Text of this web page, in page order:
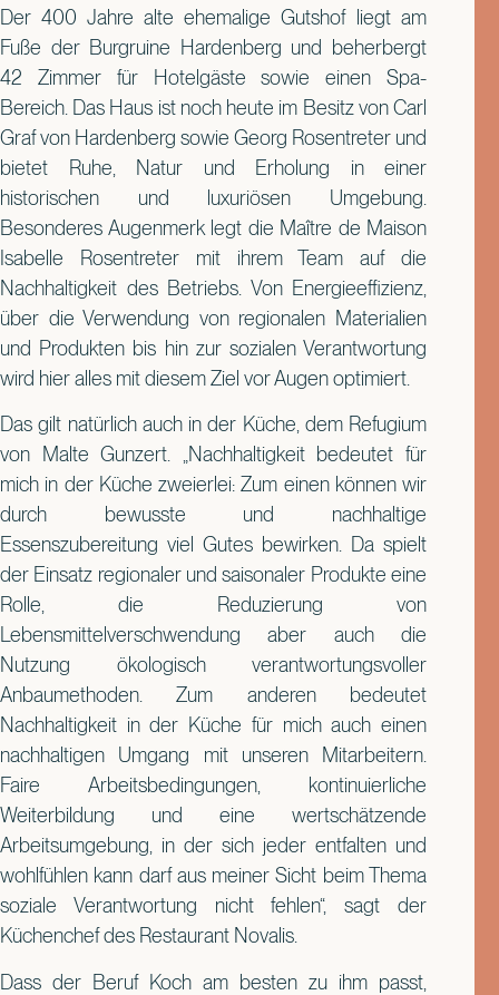
Der 400 Jahre alte ehemalige Gutshof liegt am
Fuße der Burgruine Hardenberg und beherbergt
42 Zimmer für Hotelgäste sowie einen Spa-
Bereich. Das Haus ist noch heute im Besitz von Carl
Graf von Hardenberg sowie Georg Rosentreter und
bietet Ruhe, Natur und Erholung in einer
historischen und luxuriösen Umgebung.
Besonderes Augenmerk legt die Maître de Maison
Isabelle Rosentreter mit ihrem Team auf die
Nachhaltigkeit des Betriebs. Von Energieeffizienz,
über die Verwendung von regionalen Materialien
und Produkten bis hin zur sozialen Verantwortung
wird hier alles mit diesem Ziel vor Augen optimiert.
Das gilt natürlich auch in der Küche, dem Refugium
von Malte Gunzert. „Nachhaltigkeit bedeutet für
mich in der Küche zweierlei: Zum einen können wir
durch bewusste und nachhaltige
Essenszubereitung viel Gutes bewirken. Da spielt
der Einsatz regionaler und saisonaler Produkte eine
Rolle, die Reduzierung von
Lebensmittelverschwendung aber auch die
Nutzung ökologisch verantwortungsvoller
Anbaumethoden. Zum anderen bedeutet
Nachhaltigkeit in der Küche für mich auch einen
nachhaltigen Umgang mit unseren Mitarbeitern.
Faire Arbeitsbedingungen, kontinuierliche
Weiterbildung und eine wertschätzende
Arbeitsumgebung, in der sich jeder entfalten und
wohlfühlen kann darf aus meiner Sicht beim Thema
soziale Verantwortung nicht fehlen“, sagt der
Küchenchef des Restaurant Novalis.
Dass der Beruf Koch am besten zu ihm passt,